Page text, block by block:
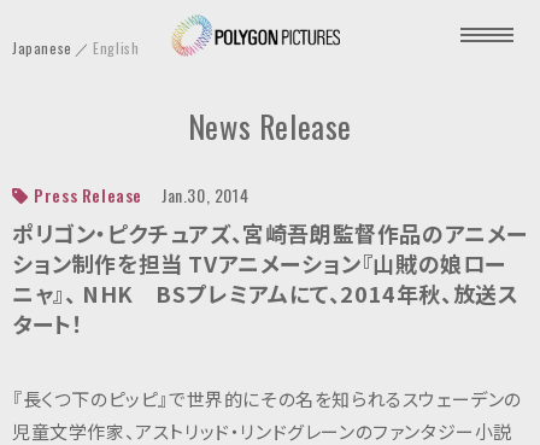
P
o
o
P
i
u
r
Japanese English
News Release
Press Release Jan.30, 2014
ポリゴン・ピクチュアズ、宮崎吾朗監督作品のアニメー
ション制作を担当 TVアニメーション『山賊の娘ロー
ニャ』、 NHK BSプレミアムにて、2014年秋、放送ス
タート！
『長くつ下のピッピ』で世界的にその名を知られるスウェーデンの
児童文学作家、アストリッド・リンドグレーンのファンタジー小説